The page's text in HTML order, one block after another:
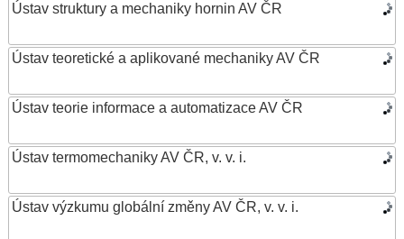
Ústav struktury a mechaniky hornin AV ČR
Ústav teoretické a aplikované mechaniky AV ČR
Ústav teorie informace a automatizace AV ČR
Ústav termomechaniky AV ČR, v. v. i.
Ústav výzkumu globální změny AV ČR, v. v. i.